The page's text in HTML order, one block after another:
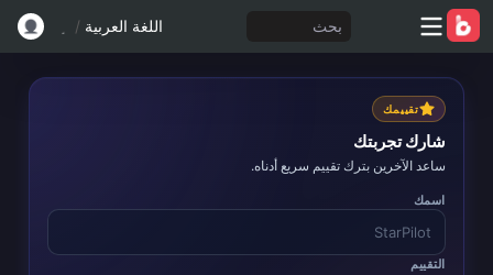
بحث اللغة العربية /
تقييمك
شارك تجربتك
ساعد الآخرين بترك تقييم سريع أدناه.
اسمك
التقييم